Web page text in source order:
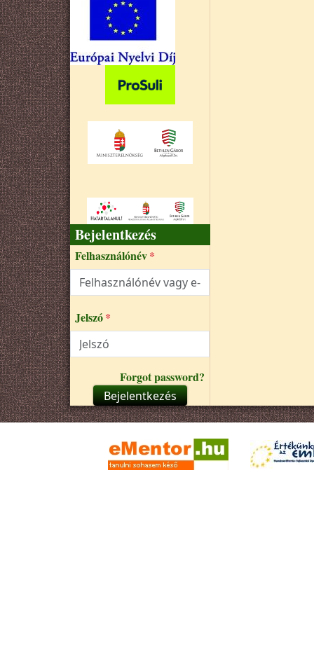
Bejelentkezés
Felhasználónév
Jelszó
Forgot password?
Bejelentkezés